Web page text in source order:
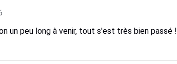
un peu long à venir, tout s'est très bien passé !